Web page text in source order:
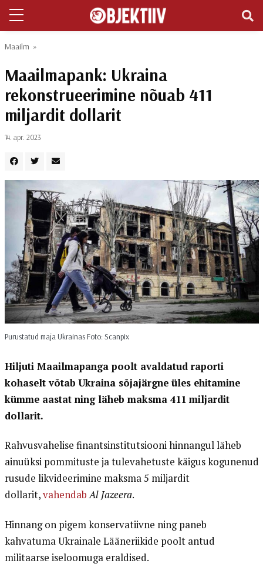
Maailm »
Maailmapank: Ukraina
rekonstrueerimine nõuab 411
miljardit dollarit
14. apr. 2023
Purustatud maja Ukrainas Foto: Scanpix
Hiljuti Maailmapanga poolt avaldatud raporti
kohaselt võtab Ukraina sõjajärgne üles ehitamine
kümme aastat ning läheb maksma 411 miljardit
dollarit.
Rahvusvahelise finantsinstitutsiooni hinnangul läheb
ainuüksi pommituste ja tulevahetuste käigus kogunenud
rusude likvideerimine maksma 5 miljardit
dollarit,vahendab Al Jazeera.
Hinnang on pigem konservatiivne ning paneb
kahvatuma Ukrainale Lääneriikide poolt antud
militaarse iseloomuga eraldised.